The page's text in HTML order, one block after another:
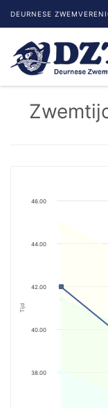
DEURNESE
Tijd
38.00
40.00
42.00
44.00
46.00